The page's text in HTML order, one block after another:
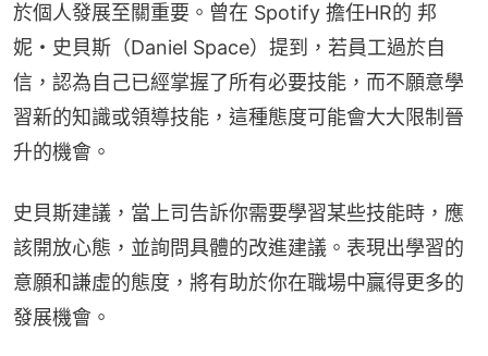
於個人發展至關重要。曾在 Spotify 擔任HR的 邦
妮・史貝斯（Daniel Space）提到，若員工過於自
信，認為自己已經掌握了所有必要技能，而不願意學
習新的知識或領導技能，這種態度可能會大大限制晉
升的機會。
史貝斯建議，當上司告訴你需要學習某些技能時，應
該開放心態，並詢問具體的改進建議。表現出學習的
意願和謙虛的態度，將有助於你在職場中贏得更多的
發展機會。